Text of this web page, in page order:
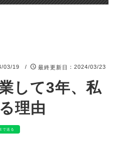
03/19 / 最終更新日 ：2024/03/23
して3年、私
理由
で送る